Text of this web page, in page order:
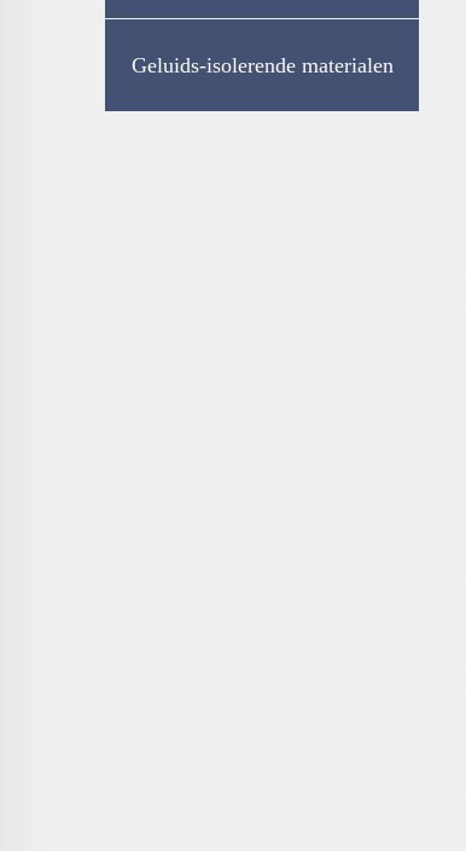
Geluids-isolerende materialen